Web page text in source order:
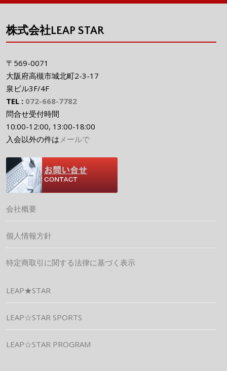
株式会社LEAP STAR
〒569-0071
大阪府高槻市城北町2-3-17
泉ビル3F/4F
TEL : 072-668-7782
問合せ受付時間
10:00-12:00, 13:00-18:00
入会以外の件は メールで
会社概要
個人情報方針
特定商取引に関する法律に基づく表示
LEAP★STAR
LEAP☆STAR SPORTS
LEAP☆STAR PROGRAM